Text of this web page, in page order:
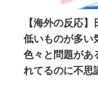
【海外の反応
低いものが多い
色々と問題があ
れてるのに不思